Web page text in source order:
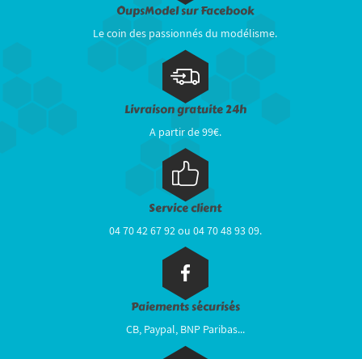
OupsModel sur Facebook
Le coin des passionnés du modélisme.
Livraison gratuite 24h
A partir de 99€.
Service client
04 70 42 67 92 ou 04 70 48 93 09.
Paiements sécurisés
CB, Paypal, BNP Paribas...